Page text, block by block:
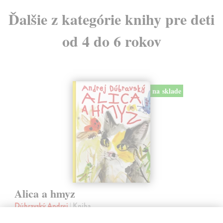
Ďalšie z kategórie knihy pre deti
od 4 do 6 rokov
na sklade
Alica a hmyz
Dúbravský Andrej| Kniha